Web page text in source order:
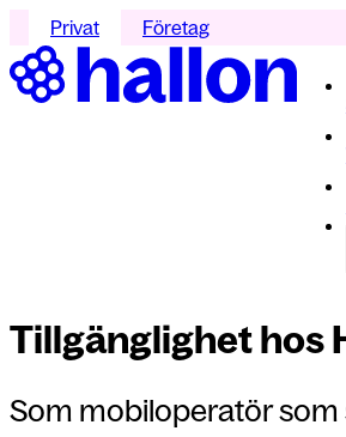
Privat Företag
Tillgänglighet hos
Som mobiloperatör som